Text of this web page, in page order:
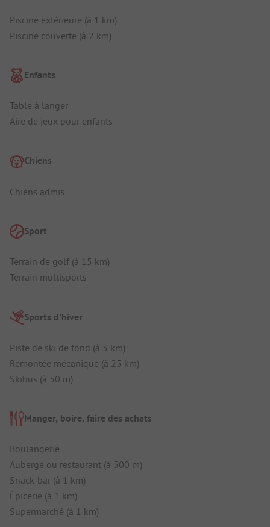
Piscine extérieure (à 1 km)
Piscine couverte (à 2 km)
Enfants
Table à langer
Aire de jeux pour enfants
Chiens
Chiens admis
Sport
Terrain de golf (à 15 km)
Terrain multisports
Sports d'hiver
Piste de ski de fond (à 5 km)
Remontée mécanique (à 25 km)
Skibus (à 50 m)
Manger, boire, faire des achats
Boulangerie
Auberge ou restaurant (à 500 m)
Snack-bar (à 1 km)
Épicerie (à 1 km)
Supermarché (à 1 km)